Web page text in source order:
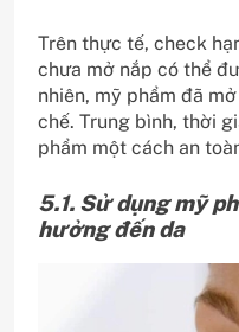
Trên thực tế, check
chưa mở nắp có thể
nhiên, mỹ phẩm đã
chế. Trung bình, thời
phẩm một cách an
5.1. Sử dụng mỹ
hưởng đến da